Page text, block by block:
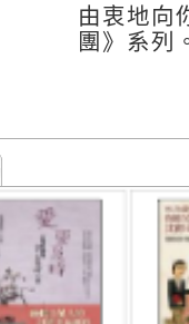
由衷地向
團》系列